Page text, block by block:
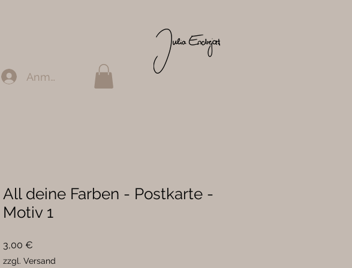
Anmelden
All deine Farben - Postkarte -
Motiv 1
3,00 €
zzgl. Versand